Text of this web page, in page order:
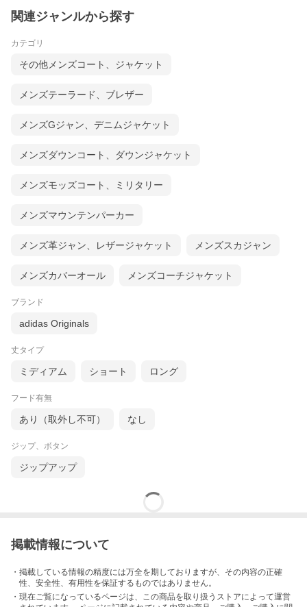
【生産国】
【お手入れ情報】
30℃以下の液温で弱い洗濯ができます。
ー Supplier Information ー
を結んだショップです。
「国内正規品」については▼
ー Our Shop Information ー
当店は愛媛県松山市中心街の「ANAクラウンプラザホテル松山」1
Fにあるセレクトショップです。
ディースクエアード、アルマーニエクスチェンジ、マックス・マ
関連ジャンルから探す
カテゴリ
その他メンズコート、ジャケット
メンズテーラード、ブレザー
メンズGジャン、デニムジャケット
メンズダウンコート、ダウンジャケット
メンズモッズコート、ミリタリー
メンズマウンテンパーカー
メンズ革ジャン、レザージャケット メンズスカジャン
メンズカバーオール メンズコーチジャケット
ブランド
adidas Originals
丈タイプ
ミディアム ショート ロング
フード有無
あり（取外し不可） なし
ジップ、ボタン
ジップアップ
掲載情報について
・掲載している情報の精度には万全を期しておりますが、その内容の正確
性、安全性、有用性を保証するものではありません。
・現在ご覧になっているページは、この商品を取り扱うストアによって運営